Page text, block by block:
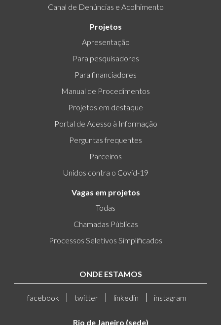
Canal de Denúncias e Acolhimento
Projetos
Apresentação
Para pesquisadores
Para financiadores
Manual de Procedimentos
Projetos em destaque
Portal de Acesso à Informação
Perguntas frequentes
Parceiros
Unidos contra o Covid-19
Vagas em projetos
Todas
Chamadas Públicas
Processos Seletivos Simplificados
ONDE ESTAMOS
facebook twitter linkedin instagram
Rio de Janeiro (sede)